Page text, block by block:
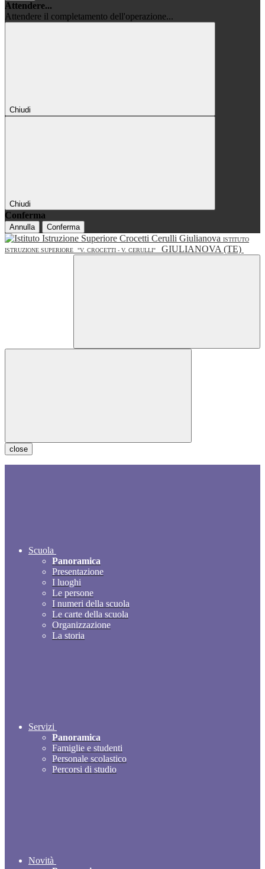
Attendere...
Attendere il completamento dell'operazione...
Chiudi
Chiudi
Conferma
Annulla Conferma
ISTITUTO
ISTRUZIONE SUPERIORE
"V. CROCETTI - V. CERULLI" GIULIANOVA (TE)
close
Scuola
Panoramica
Presentazione
I luoghi
Le persone
I numeri della scuola
Le carte della scuola
Organizzazione
La storia
Servizi
Panoramica
Famiglie e studenti
Personale scolastico
Percorsi di studio
Novità